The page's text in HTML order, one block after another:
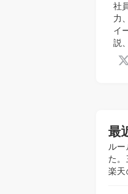
社
力
イ
説
最
ル
た。
楽天